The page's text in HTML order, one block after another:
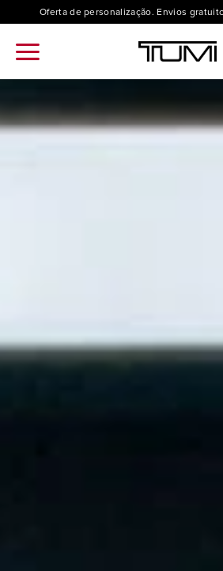
Oferta de personalização. Envios